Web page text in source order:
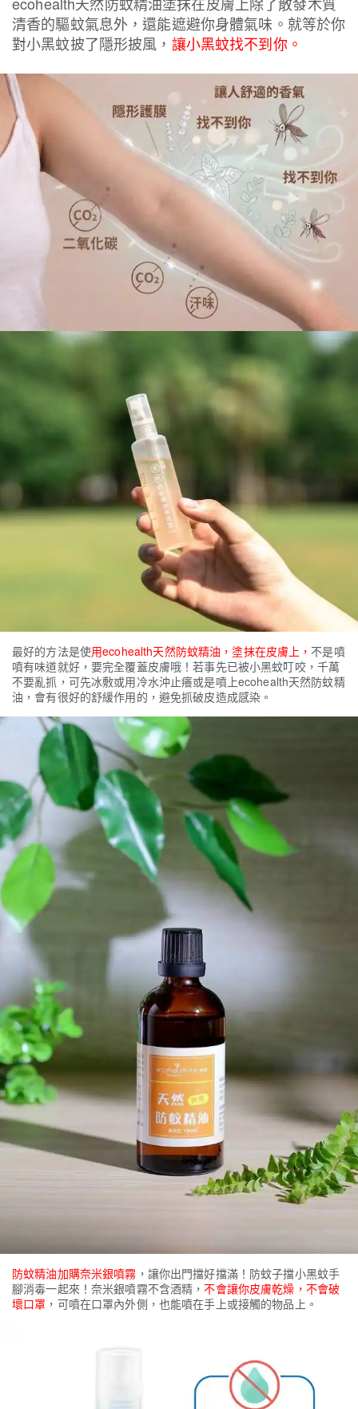
清香的驅蚊氣息外，還能遮避你身體氣味。就等於你
對小黑蚊披了隱形披風， 讓小黑蚊找不到你。
最好的方法是使用ecohealth天然防蚊精油，塗抹在皮膚上， 不是噴
噴有味道就好，要完全覆蓋皮膚哦！若事先已被小黑蚊叮咬，千萬
不要亂抓，可先冰敷或用冷水沖止癢或是噴上ecohealth天然防蚊精
油，會有很好的舒緩作用的，避免抓破皮造成感染。
防蚊精油加購奈米銀噴霧 ，讓你出門擋好擋滿！防蚊子擋小黑蚊手
腳消毒一起來！奈米銀噴霧不含酒精，不會讓你皮膚乾燥，不會破
壞口罩 ，可噴在口罩內外側，也能噴在手上或接觸的物品上。